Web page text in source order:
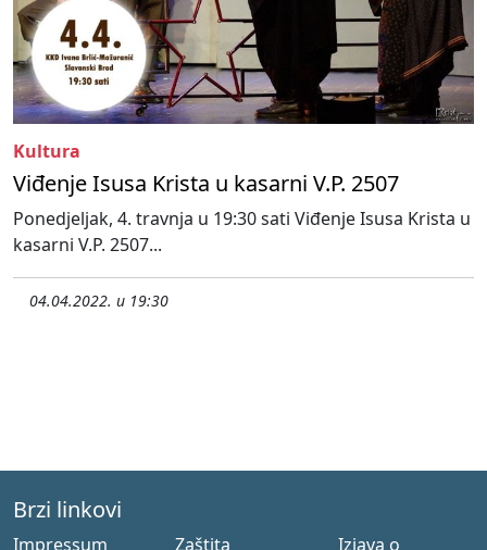
Kultura
Viđenje Isusa Krista u kasarni V.P. 2507
Ponedjeljak, 4. travnja u 19:30 sati Viđenje Isusa Krista u
kasarni V.P. 2507...
04.04.2022. u 19:30
Brzi linkovi
Impressum Zaštita Izjava o